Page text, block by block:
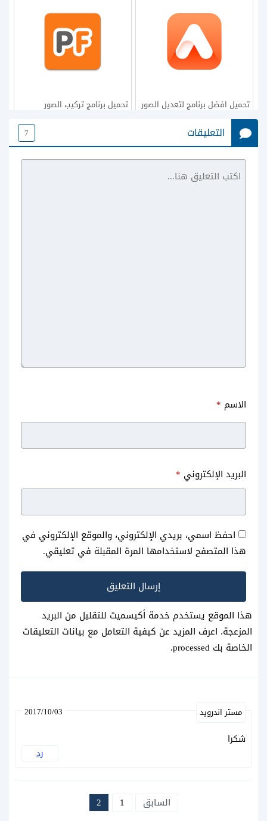
تحميل افضل برنامج لتعديل الصور
Editor
تحميل برنامج تركيب الصور
للاندرويد PhotoFunia فوتو فونيا
دليلك الكامل للتعرف عليها
مميزات كل برنامج
التعليقات 7
الاسم *
البريد الإلكتروني *
احفظ اسمي، بريدي الإلكتروني، والموقع الإلكتروني في
هذا المتصفح لاستخدامها المرة المقبلة في تعليقي.
هذا الموقع يستخدم خدمة أكيسميت للتقليل من البريد
المزعجة. اعرف المزيد عن كيفية التعامل مع بيانات التعليقات
الخاصة بك processed
.
مستر اندرويد 2017/10/03
شكرا
رد
السابق 1
2